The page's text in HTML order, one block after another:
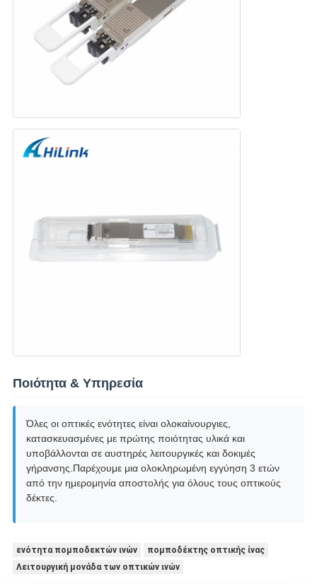
Ποιότητα & Υπηρεσία
Όλες οι οπτικές ενότητες είναι ολοκαίνουργιες,
κατασκευασμένες με πρώτης ποιότητας υλικά και
υποβάλλονται σε αυστηρές λειτουργικές και δοκιμές
γήρανσης.Παρέχουμε μια ολοκληρωμένη εγγύηση 3 ετών
από την ημερομηνία αποστολής για όλους τους οπτικούς
δέκτες.
ενότητα πομποδεκτών ινών
πομποδέκτης οπτικής ίνας
Λειτουργική μονάδα των οπτικών ινών